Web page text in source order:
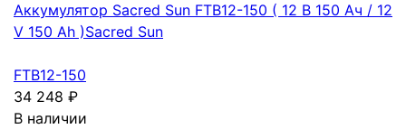
Аккумулятор Sacred Sun FTB12-150 ( 12 В 150 Ач / 12
V 150 Ah )Sacred Sun
FTB12-150
34 248 ₽
В наличии